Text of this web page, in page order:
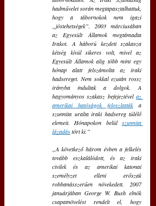
hadművelet során megtapasztalhattuk,
hogy a tábornokok nem igazi
„jóstehetségek”. 2003 márciusában
az Egyesült Államok megtámadta
Irakot. A háború kezdeti szakasza
kétség kívül sikeres volt, mivel az
Egyesült Államok alig több mint egy
hónap alatt felszámolta az iraki
hadsereget. Nem sokkal ezután rossz
irányba indultak a dolgok. A
hagyományos szakasz befejeztével az
amerikai hatóságok feloszlatták a
szunnita uralta iraki hadsereg túlélő
elemeit. Hónapokon belül szunnita
lázadás tört ki.”
„A következő három évben a felkelés
tovább eszkalálódott, és az iraki
civilek és az amerikai katonai
személyzet elleni erőszak
robbanásszerűen növekedett. 2007
januárjában George W. Bush elnök